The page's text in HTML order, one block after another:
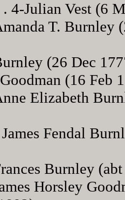
4-Julian Vest (6
T. Burnley
(26 Dec
(16 Feb
Elizabeth
Fendal
Burnley
Horsley